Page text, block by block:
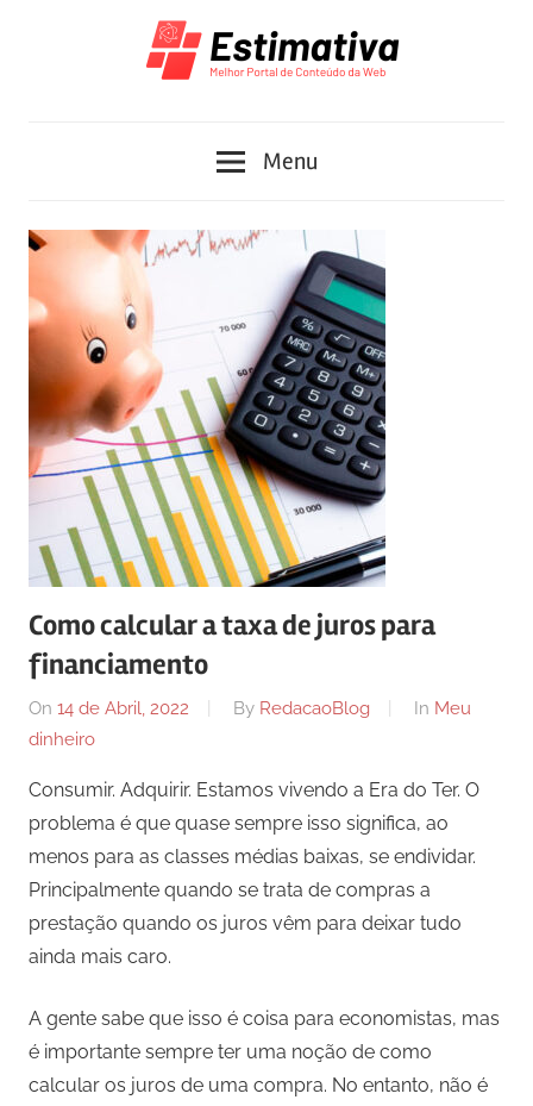
da
Menu
Como calcular a taxa de juros para
financiamento
On 14 de Abril, 2022 By RedacaoBlog In Meu
dinheiro
Consumir. Adquirir. Estamos vivendo a Era do Ter. O
problema é que quase sempre isso significa, ao
menos para as classes médias baixas, se endividar.
Principalmente quando se trata de compras a
prestação quando os juros vêm para deixar tudo
ainda mais caro.
A gente sabe que isso é coisa para economistas, mas
é importante sempre ter uma noção de como
calcular os juros de uma compra. No entanto, não é